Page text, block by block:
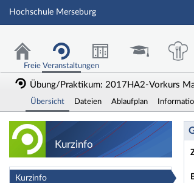
Hochschule Merseburg
Freie Veranstaltungen
Übung/Praktikum: 2017HA2-Vorkurs
Übersicht Dateien Ablaufplan
Kurzinfo
Kurzinfo